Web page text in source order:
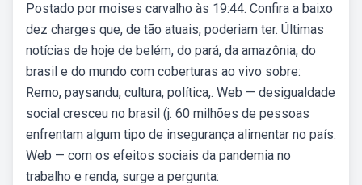
Postado por moises carvalho às 19:44. Confira a baixo
dez charges que, de tão atuais, poderiam ter. Últimas
notícias de hoje de belém, do pará, da amazônia, do
brasil e do mundo com coberturas ao vivo sobre:
Remo, paysandu, cultura, política,. Web — desigualdade
social cresceu no brasil (j. 60 milhões de pessoas
enfrentam algum tipo de insegurança alimentar no país.
Web — com os efeitos sociais da pandemia no
trabalho e renda, surge a pergunta: